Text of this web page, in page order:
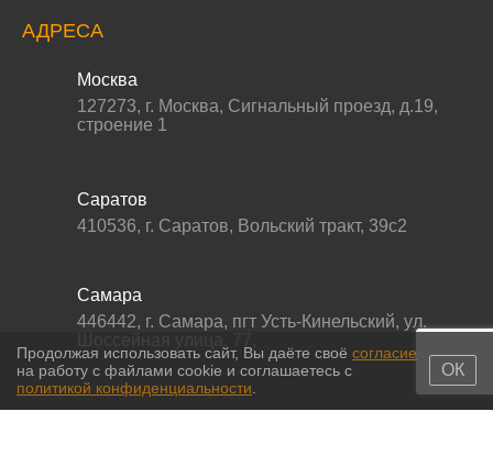
АДРЕСА
Москва
127273, г. Москва, Сигнальный проезд, д.19,
строение 1
Саратов
410536, г. Саратов, Вольский тракт, 39с2
Самара
446442, г. Самара, пгт Усть-Кинельский, ул.
Продолжая использовать сайт, Вы даёте своё согласие
на работу с файлами cookie и соглашаетесь с
политикой конфиденциальности
ОК